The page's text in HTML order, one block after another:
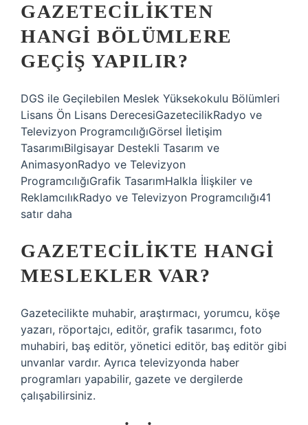
GAZETECILIKTEN
HANGI BÖLÜMLERE
GEÇIŞ YAPILIR?
DGS ile Geçilebilen Meslek Yüksekokulu Bölümleri
Lisans Ön Lisans DerecesiGazetecilikRadyo ve
Televizyon ProgramcılığıGörsel İletişim
TasarımıBilgisayar Destekli Tasarım ve
AnimasyonRadyo ve Televizyon
ProgramcılığıGrafik TasarımHalkla İlişkiler ve
ReklamcılıkRadyo ve Televizyon Programcılığı41
satır daha
GAZETECILIKTE HANGI
MESLEKLER VAR?
Gazetecilikte muhabir, araştırmacı, yorumcu, köşe
yazarı, röportajcı, editör, grafik tasarımcı, foto
muhabiri, baş editör, yönetici editör, baş editör gibi
unvanlar vardır. Ayrıca televizyonda haber
programları yapabilir, gazete ve dergilerde
çalışabilirsiniz.